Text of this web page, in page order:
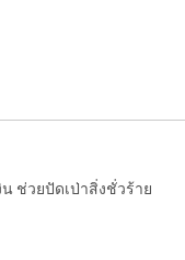
ช่วยปัดเป่าสิ่งชั่วร้าย